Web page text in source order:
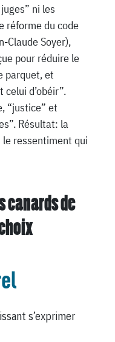
ni les
réforme du code
Claude Soyer),
pour réduire le
parquet, et
d’obéir”.
“justice” et
Résultat: la
ressentiment qui
canards de
s’exprimer